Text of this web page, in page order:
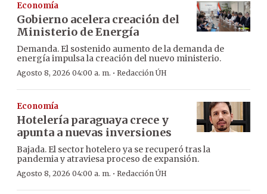
Economía
Gobierno acelera creación del
Ministerio de Energía
Demanda. El sostenido aumento de la demanda de
energía impulsa la creación del nuevo ministerio.
Agosto 8, 2026 04:00 a. m. · Redacción ÚH
Economía
Hotelería paraguaya crece y
apunta a nuevas inversiones
Bajada. El sector hotelero ya se recuperó tras la
pandemia y atraviesa proceso de expansión.
Agosto 8, 2026 04:00 a. m. · Redacción ÚH